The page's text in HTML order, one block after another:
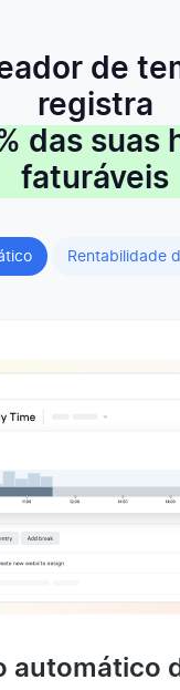
de
registra
das suas
faturáveis
Rentabilidade
automático